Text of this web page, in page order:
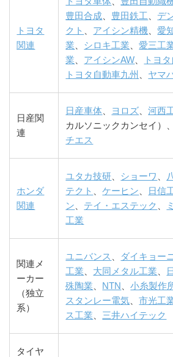
トヨタ
関連
豊田合成
豊田鉄工 デ
クト
アイシン精機 、愛
業
シロキ工業 、愛三工
業
アイシンAW トヨ
トヨタ自動車九州
ヤマ
日産関
連
日産車体 ヨロズ 、河西
カルソニックカンセイ）、
チエス
ホンダ
関連
ユタカ技研 ショーワ
テクト
、ケーヒン 日信
ン
テイ・エステック
工業
関連メ
ーカー
（独立
系）
ユニバンス ダイキョー
工業
大同メタル工業
殊陶業
NTN 、小糸製作
スタンレー電気 、市光工
ス工業
三井ハイテック
タイヤ